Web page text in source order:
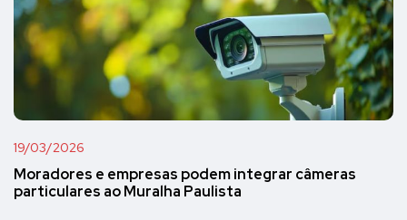
19/03/2026
Moradores e empresas podem integrar câmeras
particulares ao Muralha Paulista